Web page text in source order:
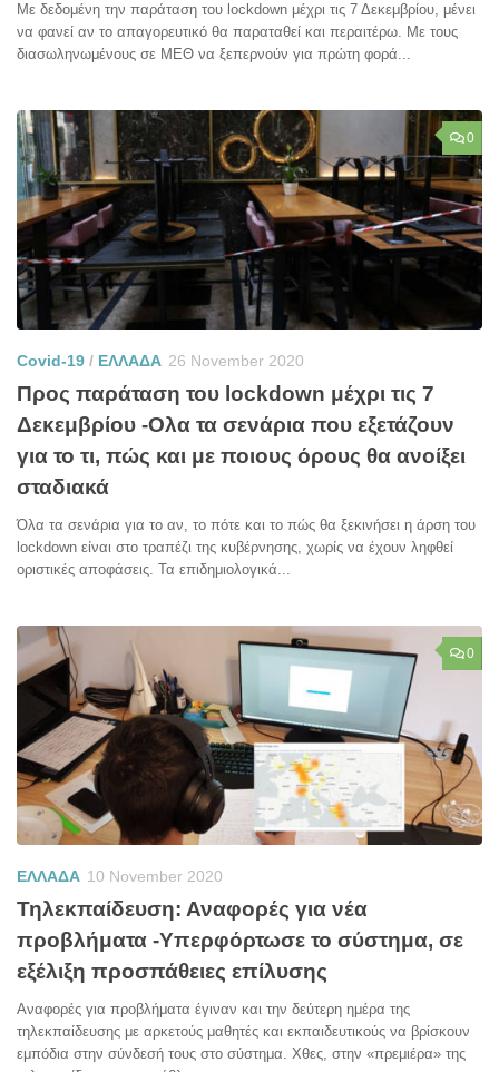
Με δεδομένη την παράταση του lockdown μέχρι τις 7 Δεκεμβρίου, μένει
να φανεί αν το απαγορευτικό θα παραταθεί και περαιτέρω. Με τους
διασωληνωμένους σε ΜΕΘ να ξεπερνούν για πρώτη φορά...
0
Covid-19 / ΕΛΛΑΔΑ 26 November 2020
Προς παράταση του lockdown μέχρι τις 7
Δεκεμβρίου -Ολα τα σενάρια που εξετάζουν
για το τι, πώς και με ποιους όρους θα ανοίξει
σταδιακά
Όλα τα σενάρια για το αν, το πότε και το πώς θα ξεκινήσει η άρση του
lockdown είναι στο τραπέζι της κυβέρνησης, χωρίς να έχουν ληφθεί
οριστικές αποφάσεις. Τα επιδημιολογικά...
0
ΕΛΛΑΔΑ 10 November 2020
Τηλεκπαίδευση: Αναφορές για νέα
προβλήματα -Υπερφόρτωσε το σύστημα, σε
εξέλιξη προσπάθειες επίλυσης
Αναφορές για προβλήματα έγιναν και την δεύτερη ημέρα της
τηλεκπαίδευσης με αρκετούς μαθητές και εκπαιδευτικούς να βρίσκουν
εμπόδια στην σύνδεσή τους στο σύστημα. Χθες, στην «πρεμιέρα» της